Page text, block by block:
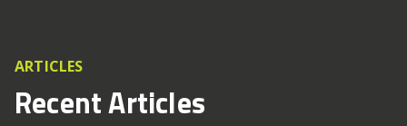
ARTICLES
Recent Articles